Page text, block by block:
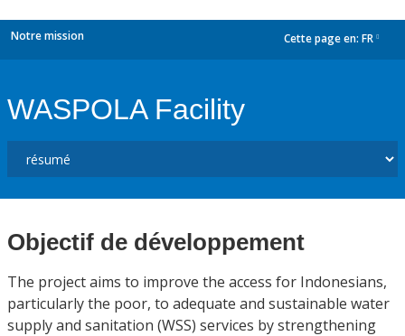
Notre mission Cette page en: FR
WASPOLA Facility
Objectif de développement
The project aims to improve the access for Indonesians,
particularly the poor, to adequate and sustainable water
supply and sanitation (WSS) services by strengthening